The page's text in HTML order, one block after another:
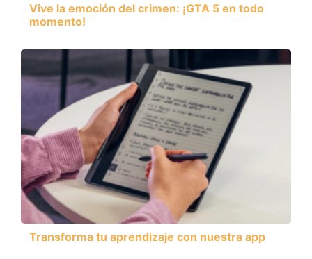
Vive la emoción del crimen: ¡GTA 5 en todo
momento!
Transforma tu aprendizaje con nuestra app